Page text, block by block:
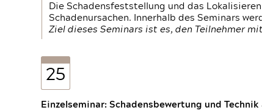
Die Schadensfeststellung und das
Schadenursachen. Innerhalb des Seminars
Ziel dieses Seminars ist es, den Teilnehmer
25
Einzelseminar: Schadensbewertung und